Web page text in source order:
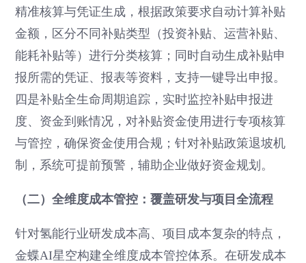
精准核算与凭证生成，根据政策要求自动计算补贴
金额，区分不同补贴类型（投资补贴、运营补贴、
能耗补贴等）进行分类核算；同时自动生成补贴申
报所需的凭证、报表等资料，支持一键导出申报。
四是补贴全生命周期追踪，实时监控补贴申报进
度、资金到账情况，对补贴资金使用进行专项核算
与管控，确保资金使用合规；针对补贴政策退坡机
制，系统可提前预警，辅助企业做好资金规划。
（二）全维度成本管控：覆盖研发与项目全流程
针对氢能行业研发成本高、项目成本复杂的特点，
金蝶AI星空构建全维度成本管控体系。在研发成本